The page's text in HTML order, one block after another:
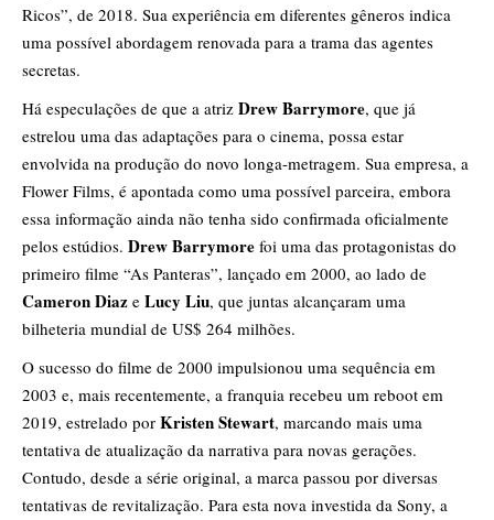
Ricos”, de 2018. Sua experiência em diferentes gêneros indica
uma possível abordagem renovada para a trama das agentes
secretas.
Há especulações de que a atriz Drew Barrymore, que já
estrelou uma das adaptações para o cinema, possa estar
envolvida na produção do novo longa-metragem. Sua empresa, a
Flower Films, é apontada como uma possível parceira, embora
essa informação ainda não tenha sido confirmada oficialmente
pelos estúdios. Drew Barrymore foi uma das protagonistas do
primeiro filme “As Panteras”, lançado em 2000, ao lado de
Cameron Diaz e Lucy Liu, que juntas alcançaram uma
bilheteria mundial de US$ 264 milhões.
O sucesso do filme de 2000 impulsionou uma sequência em
2003 e, mais recentemente, a franquia recebeu um reboot em
2019, estrelado por Kristen Stewart, marcando mais uma
tentativa de atualização da narrativa para novas gerações.
Contudo, desde a série original, a marca passou por diversas
tentativas de revitalização. Para esta nova investida da Sony, a